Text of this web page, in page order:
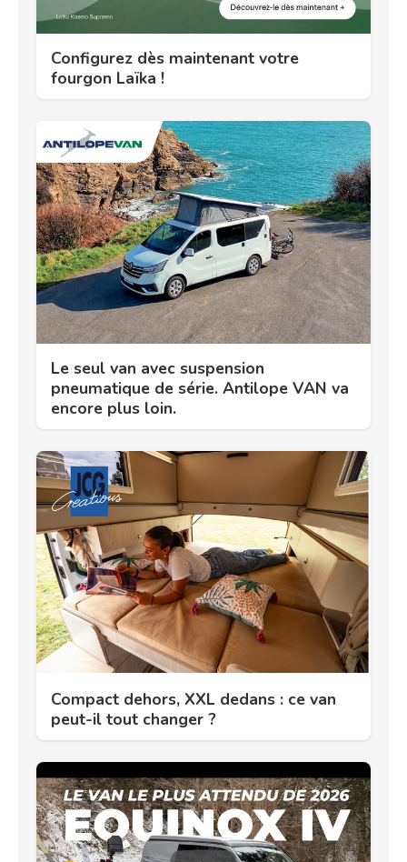
Configurez dès maintenant votre
fourgon Laïka !
Le seul van avec suspension
pneumatique de série. Antilope VAN va
encore plus loin.
Compact dehors, XXL dedans : ce van
peut-il tout changer ?